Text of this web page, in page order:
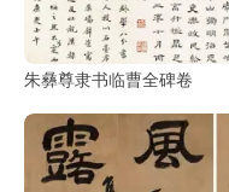
朱彝尊隶书临曹全碑卷